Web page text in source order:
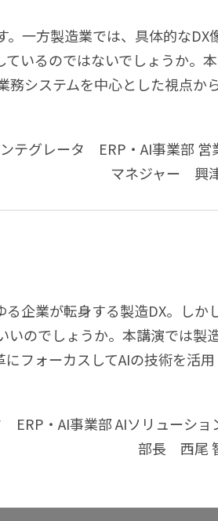
一方製造業では、具体的なDX
いるのではないでしょうか。
務システムを中心とした視点か
テグレータ ERP・AI事業部 営
マネジャー 興
企業が転身する製造DX。しかし
いのでしょうか。本講演では製
フォーカスしてAIの技術を活用
ERP・AI事業部 AIソリューショ
部長 西尾